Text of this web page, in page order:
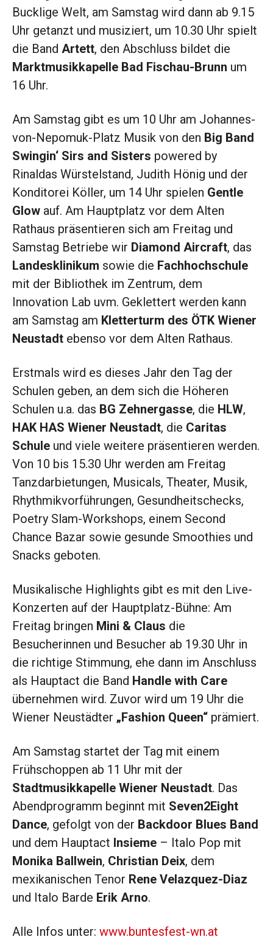
Bucklige Welt, am Samstag wird dann ab 9.15
Uhr getanzt und musiziert, um 10.30 Uhr spielt
die Band Artett, den Abschluss bildet die
Marktmusikkapelle Bad Fischau-Brunn um
16 Uhr.
Am Samstag gibt es um 10 Uhr am Johannes-
von-Nepomuk-Platz Musik von den Big Band
Swingin‘ Sirs and Sisters powered by
Rinaldas Würstelstand, Judith Hönig und der
Konditorei Köller, um 14 Uhr spielen Gentle
Glow auf. Am Hauptplatz vor dem Alten
Rathaus präsentieren sich am Freitag und
Samstag Betriebe wir Diamond Aircraft, das
Landesklinikum sowie die Fachhochschule
mit der Bibliothek im Zentrum, dem
Innovation Lab uvm. Geklettert werden kann
am Samstag am Kletterturm des ÖTK Wiener
Neustadt ebenso vor dem Alten Rathaus.
Erstmals wird es dieses Jahr den Tag der
Schulen geben, an dem sich die Höheren
Schulen u.a. das BG Zehnergasse, die HLW,
HAK HAS Wiener Neustadt, die Caritas
Schule und viele weitere präsentieren werden.
Von 10 bis 15.30 Uhr werden am Freitag
Tanzdarbietungen, Musicals, Theater, Musik,
Rhythmikvorführungen, Gesundheitschecks,
Poetry Slam-Workshops, einem Second
Chance Bazar sowie gesunde Smoothies und
Snacks geboten.
Musikalische Highlights gibt es mit den Live-
Konzerten auf der Hauptplatz-Bühne: Am
Freitag bringen Mini & Claus die
Besucherinnen und Besucher ab 19.30 Uhr in
die richtige Stimmung, ehe dann im Anschluss
als Hauptact die Band Handle with Care
übernehmen wird. Zuvor wird um 19 Uhr die
Wiener Neustädter „Fashion Queen“ prämiert.
Am Samstag startet der Tag mit einem
Frühschoppen ab 11 Uhr mit der
Stadtmusikkapelle Wiener Neustadt. Das
Abendprogramm beginnt mit Seven2Eight
Dance, gefolgt von der Backdoor Blues Band
und dem Hauptact Insieme – Italo Pop mit
Monika Ballwein, Christian Deix, dem
mexikanischen Tenor Rene Velazquez-Diaz
und Italo Barde Erik Arno.
Alle Infos unter: www.buntesfest-wn.at